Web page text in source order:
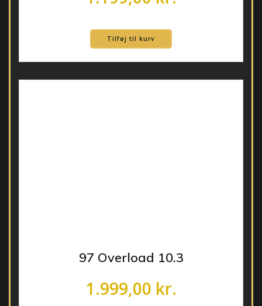
Tilføj til kurv
97 Overload 10.3
1.999,00 kr.